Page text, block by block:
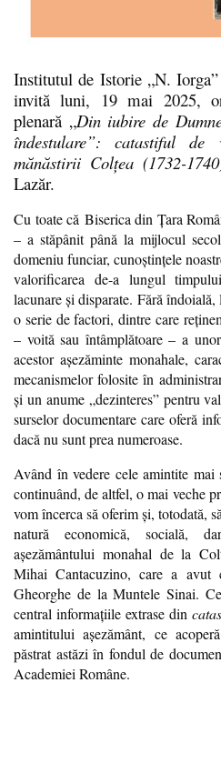
Institutul de Istorie „N.
invită luni, 19 mai 2025,
plenară „Din iubire de
îndestulare”: catastiful
mănăstirii Colţea (1732-
Lazăr.
Cu toate că Biserica din Ţara
– a stăpânit până la mijlocul
domeniu funciar, cunoştinţele
valorificarea de-a lungul
lacunare şi disparate. Fără
o serie de factori, dintre care
– voită sau întâmplătoare – a
acestor aşezăminte monahale,
mecanismelor folosite în
şi un anume „dezinteres” pentru
surselor documentare care oferă
dacă nu sunt prea numeroase.
Având în vedere cele amintite mai
continuând, de altfel, o mai veche
vom încerca să oferim şi, totodată,
natură economică, socială,
aşezământului monahal de la
Mihai Cantacuzino, care a avut
Gheorghe de la Muntele Sinai.
central informaţiile extrase din
amintitului aşezământ, ce
păstrat astăzi în fondul de
Academiei Române.